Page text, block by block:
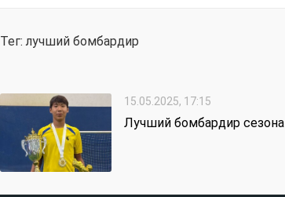
Тег: лучший бомбардир
15.05.2025, 17:15
Лучший бомбардир сезона